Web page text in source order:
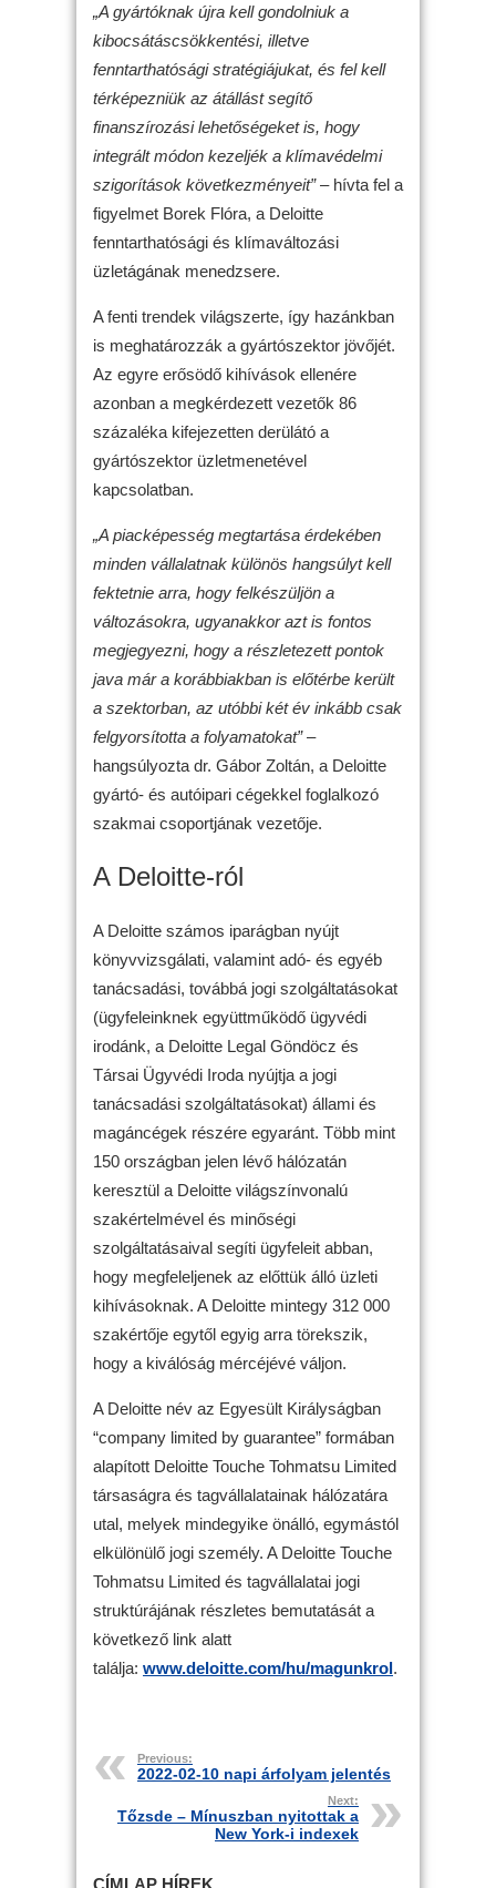
„A gyártóknak újra kell gondolniuk a
kibocsátáscsökkentési, illetve
fenntarthatósági stratégiájukat, és fel kell
térképezniük az átállást segítő
finanszírozási lehetőségeket is, hogy
integrált módon kezeljék a klímavédelmi
szigorítások következményeit”– hívta fel a
figyelmet Borek Flóra, a Deloitte
fenntarthatósági és klímaváltozási
üzletágának menedzsere.
A fenti trendek világszerte, így hazánkban
is meghatározzák a gyártószektor jövőjét.
Az egyre erősödő kihívások ellenére
azonban a megkérdezett vezetők 86
százaléka kifejezetten derülátó a
gyártószektor üzletmenetével
kapcsolatban.
„A piacképesség megtartása érdekében
minden vállalatnak különös hangsúlyt kell
fektetnie arra, hogy felkészüljön a
változásokra, ugyanakkor azt is fontos
megjegyezni, hogy a részletezett pontok
java már a korábbiakban is előtérbe került
a szektorban, az utóbbi két év inkább csak
felgyorsította a folyamatokat”–
hangsúlyozta dr. Gábor Zoltán, a Deloitte
gyártó- és autóipari cégekkel foglalkozó
szakmai csoportjának vezetője.
A Deloitte-ról
A Deloitte számos iparágban nyújt
könyvvizsgálati, valamint adó- és egyéb
tanácsadási, továbbá jogi szolgáltatásokat
(ügyfeleinknek együttműködő ügyvédi
irodánk, a Deloitte Legal Göndöcz és
Társai Ügyvédi Iroda nyújtja a jogi
tanácsadási szolgáltatásokat) állami és
magáncégek részére egyaránt. Több mint
150 országban jelen lévő hálózatán
keresztül a Deloitte világszínvonalú
szakértelmével és minőségi
szolgáltatásaival segíti ügyfeleit abban,
hogy megfeleljenek az előttük álló üzleti
kihívásoknak. A Deloitte mintegy 312 000
szakértője egytől egyig arra törekszik,
hogy a kiválóság mércéjévé váljon.
A Deloitte név az Egyesült Királyságban
“company limited by guarantee” formában
alapított Deloitte Touche Tohmatsu Limited
társaságra és tagvállalatainak hálózatára
utal, melyek mindegyike önálló, egymástól
elkülönülő jogi személy. A Deloitte Touche
Tohmatsu Limited és tagvállalatai jogi
struktúrájának részletes bemutatását a
következő link alatt
találja: www.deloitte.com/hu/magunkrol.
Previous:
2022-02-10 napi árfolyam jelentés
Next:
Tőzsde – Mínuszban nyitottak a
New York-i indexek
CÍMLAP HÍREK